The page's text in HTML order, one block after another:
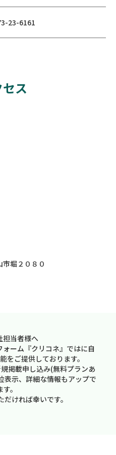
23-6161
ス
堀２０８０
担当者様へ
ーム『クリコネ』ではに自
をご提供しております。
掲載申し込み(無料プランあ
表示、詳細な情報もアップで
。
ければ幸いです。